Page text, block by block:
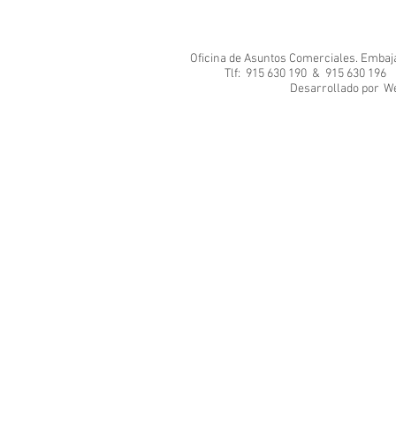
Oficina de Asuntos Comerciales.
Tlf: 915 630 190 & 915 630